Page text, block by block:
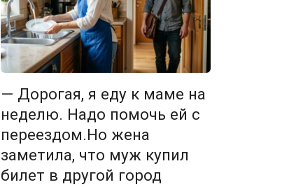
— Дорогая, я еду к маме на
неделю. Надо помочь ей с
переездом.Но жена
заметила, что муж купил
билет в другой город